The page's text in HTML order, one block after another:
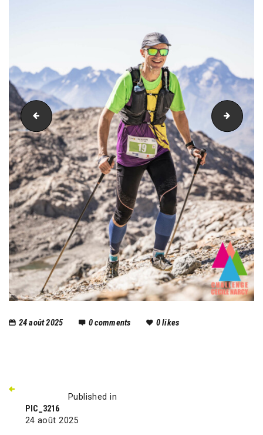
PIC_3206
24 août 2025 0comments 0likes
Published in
PIC_3216
24 août 2025